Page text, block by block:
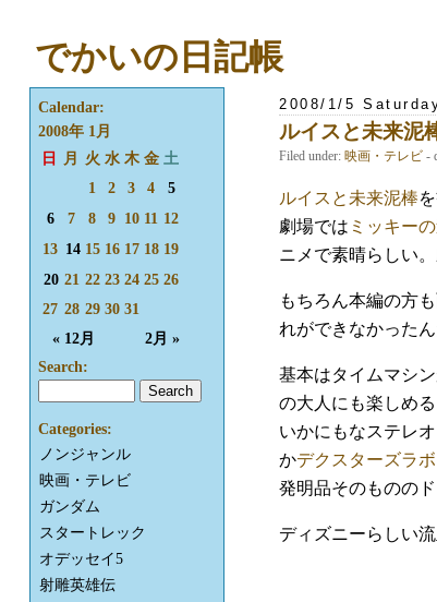
でかいの日記帳
2008/1/5
ルイスと未来泥
Filed under: 映画・テレビ -
ルイスと未来泥棒
劇場では ミッキー
ニメで素晴らしい
もちろん本編の方
れができなかった
基本はタイムマシ
の大人にも楽しめ
いかにもなステレ
かデクスターズラボ
発明品そのものの
ディズニーらしい
Calendar:
2008年 1月
日
月 火 水 木 金 土
« 12月 2月 »
1 2 3 4
5
6
7 8 9 10 11 12
13 14 15 16 17 18 19
20 21 22 23 24 25 26
27 28 29 30 31
Search:
Categories:
ノンジャンル
映画・テレビ
ガンダム
スタートレック
オデッセイ5
射雕英雄伝